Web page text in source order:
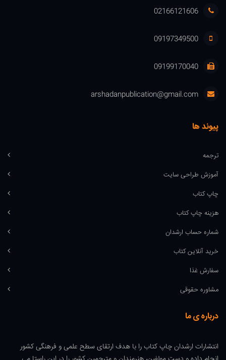
02166121606
09197349500
09199170040
arshadanpublication@gmail.com
پیوند ها
ترجمه
آموزش طراحی سایت
چاپ کتاب
هزینه چاپ کتاب
شماره حساب ارشدان
خرید آنلاین کتاب
سفارش غذا
مشاوره حقوقی
درباره ی ما
انتشارات ارشدان چاپ کتاب را با هدف ارتقای سطح علمی و فرهنگی کشور